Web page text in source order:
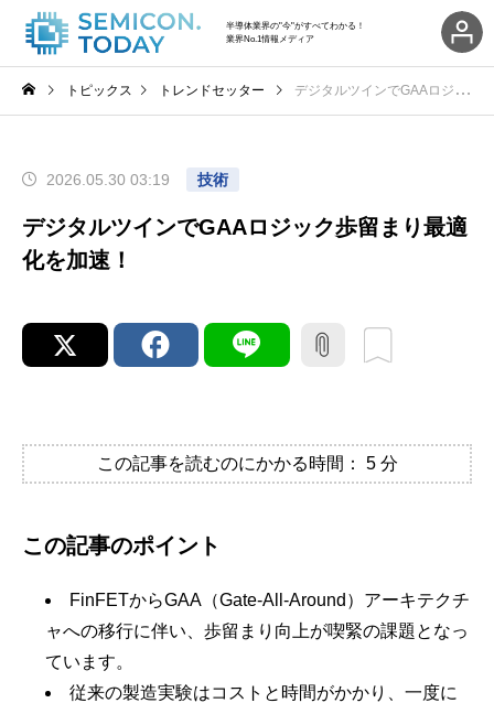
半導体業界の"今"がすべてわかる！
業界No.1情報メディア
トピックス トレンドセッター デジタルツインでGAAロジック歩留まり最適化を加速！
2026.05.30 03:19 技術
デジタルツインでGAAロジック歩留まり最適
化を加速！
この記事を読むのにかかる時間： 5 分
この記事のポイント
FinFETからGAA（Gate-All-Around）アーキテクチ
ャへの移行に伴い、歩留まり向上が喫緊の課題となっ
ています。
従来の製造実験はコストと時間がかかり、一度に